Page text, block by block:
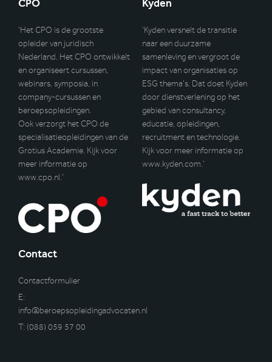
CPO
‘Het CPO is de grootste
opleider van juridisch
Nederland. Het CPO ontwikkelt
en organiseert cursussen,
webinars, symposia, in
company-cursussen en
beroepsopleidingen.
Ook verzorgt het CPO de
specialisatieopleidingen van de
Grotius Academie. Kijk voor
meer informatie op
www.cpo.nl.’
Kyden
‘Kyden versnelt de transitie
naar een duurzame
samenleving en vergroot de
impact van organisaties op
ESG thema’s. Dat doet Kyden
door dienstverlening op het
gebied van consultancy,
educatie, opleidingen,
recruitment en technologie.
Kijk voor meer informatie op
www.kyden.com.’
Contact
Contactformulier
E:
info@beroepsopleidingadvocaten.nl
T: (088) 059 57 00